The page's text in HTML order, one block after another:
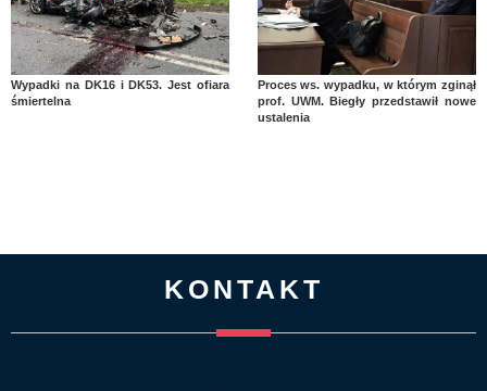
Wypadki na DK16 i DK53. Jest ofiara
śmiertelna
Proces ws. wypadku, w którym zginął
prof. UWM. Biegły przedstawił nowe
ustalenia
KONTAKT